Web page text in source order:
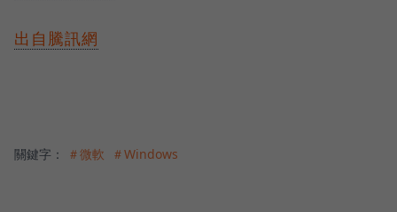
出自騰訊網
關鍵字： ＃微軟 ＃Windows